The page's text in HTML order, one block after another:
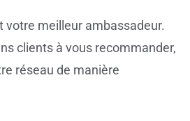
votre meilleur ambassadeur.
clients à vous recommander,
réseau de manière